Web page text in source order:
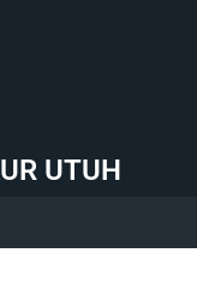
UTUH